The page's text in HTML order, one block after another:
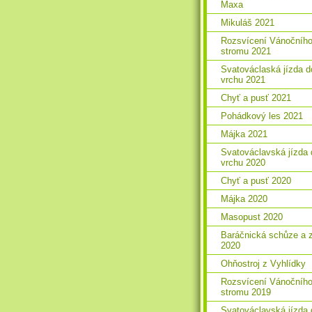
Maxa
Mikuláš 2021
Rozsvícení Vánočního
stromu 2021
Svatováclaská jízda
vrchu 2021
Chyť a pusť 2021
Pohádkový les 2021
Májka 2021
Svatováclavská jízda
vrchu 2020
Chyť a pusť 2020
Májka 2020
Masopust 2020
Baráčnická schůze a
2020
Ohňostroj z Vyhlídky
Rozsvícení Vánočního
stromu 2019